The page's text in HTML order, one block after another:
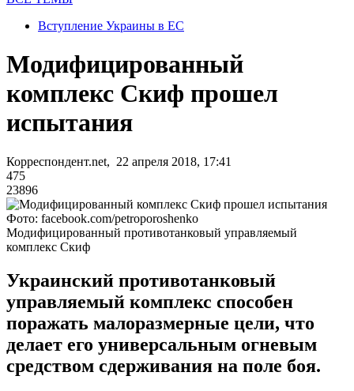
Вступление Украины в ЕС
Модифицированный
комплекс Скиф прошел
испытания
Корреспондент.net, 22 апреля 2018, 17:41
475
23896
Фото: facebook.com/petroporoshenko
Модифицированный противотанковый управляемый
комплекс Скиф
Украинский противотанковый
управляемый комплекс способен
поражать малоразмерные цели, что
делает его универсальным огневым
средством сдерживания на поле боя.